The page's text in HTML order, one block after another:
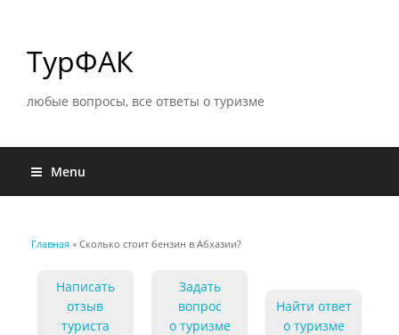
ТурФАК
любые вопросы, все ответы о туризме
Menu
Главная » Сколько стоит бензин в Абхазии?
Написать
отзыв
туриста
Задать
вопрос
о туризме
Найти ответ
о туризме